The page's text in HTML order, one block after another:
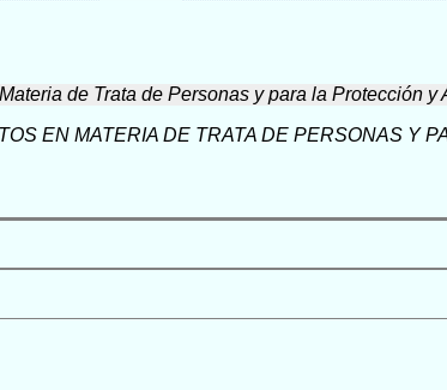
de Trata de Personas y para la Protección
EN MATERIA DE TRATA DE PERSONAS Y